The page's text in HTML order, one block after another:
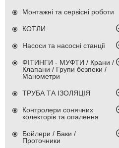
Монтажні та сервісні роботи
КОТЛИ
Насоси та насосні станції
ФІТИНГИ - МУФТИ / Крани /
Клапани / Групи безпеки /
Манометри
ТРУБА ТА ІЗОЛЯЦІЯ
Контролери сонячних
колекторів та опалення
Бойлери / Баки /
Проточники